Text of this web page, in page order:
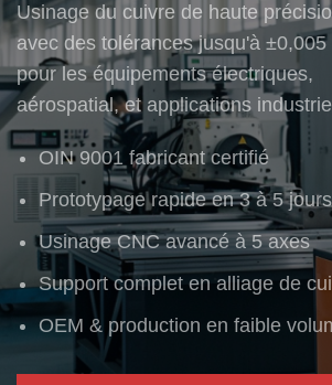
Usinage du cuivre de haute
avec des tolérances jusqu'à ±0,005
pour les équipements électriques,
aérospatial, et applications
OIN 9001 fabricant certifié
Prototypage rapide en 3 à 5 jours
Usinage CNC avancé à 5 axes
Support complet en alliage de
OEM & production en faible